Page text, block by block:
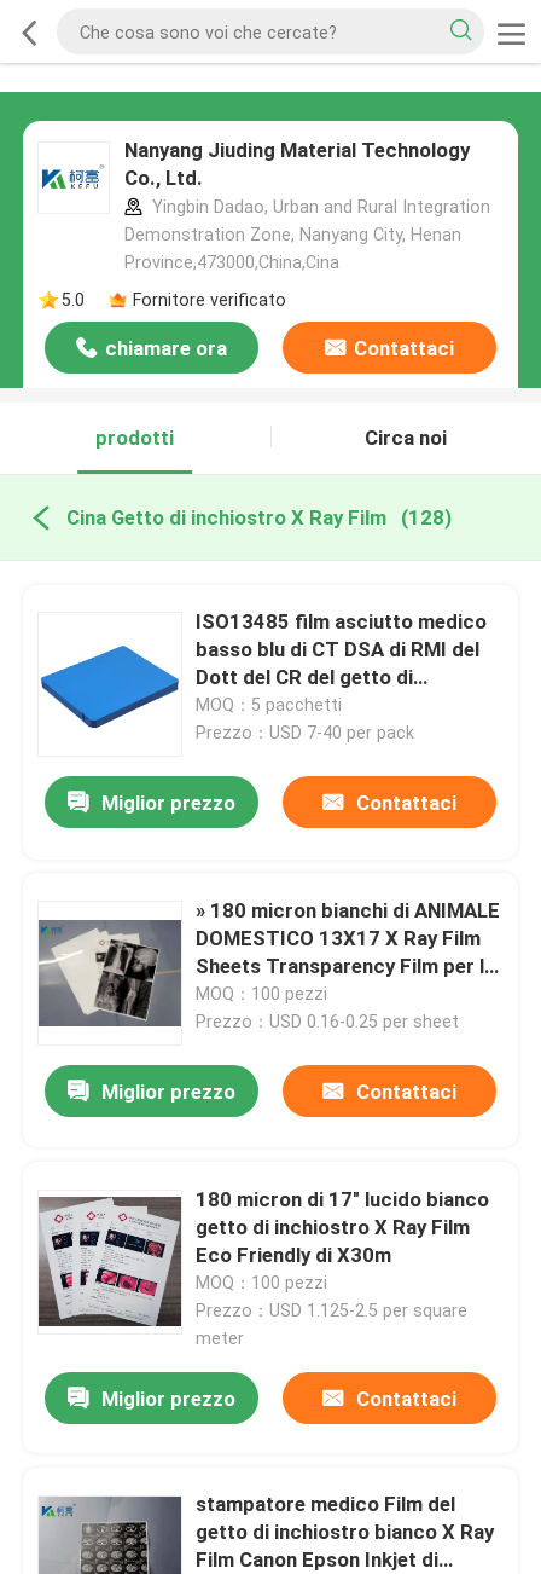
Nanyang Jiuding Material Technology
Co., Ltd.
Yingbin Dadao, Urban and Rural Integration
Demonstration Zone, Nanyang City, Henan
Province,473000,China,Cina
5.0
Fornitore verificato
chiamare ora Contattaci
prodotti Circa noi
Cina Getto di inchiostro X Ray Film (128)
ISO13485 film asciutto medico
basso blu di CT DSA di RMI del
Dott del CR del getto di
inchiostro X Ray Film
MOQ：5 pacchetti
Prezzo：USD 7-40 per pack
Miglior prezzo Contattaci
» 180 micron bianchi di ANIMALE
DOMESTICO 13X17 X Ray Film
Sheets Transparency Film per le
stampanti a getto di inchiostro
MOQ：100 pezzi
Prezzo：USD 0.16-0.25 per sheet
Miglior prezzo Contattaci
180 micron di 17" lucido bianco
getto di inchiostro X Ray Film
Eco Friendly di X30m
MOQ：100 pezzi
Prezzo：USD 1.125-2.5 per square
meter
Miglior prezzo Contattaci
stampatore medico Film del
getto di inchiostro bianco X Ray
Film Canon Epson Inkjet di